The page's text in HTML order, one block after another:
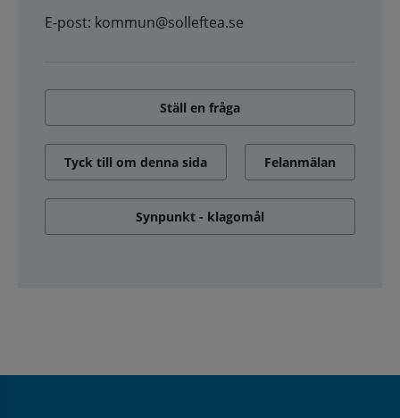
E-post: kommun@solleftea.se
Ställ en fråga
Tyck till om denna sida Felanmälan
Synpunkt - klagomål